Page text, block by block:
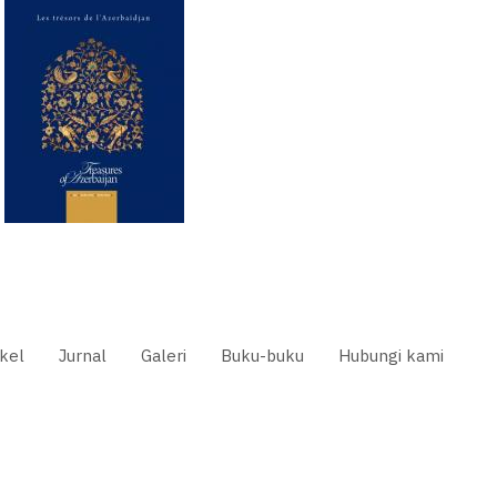
Jurnal Galeri Buku-buku Hubungi kami